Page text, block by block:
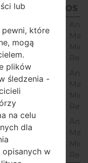
OS
OS
lub
które
mogą
plików
śledzenia -
na celu
dla
w